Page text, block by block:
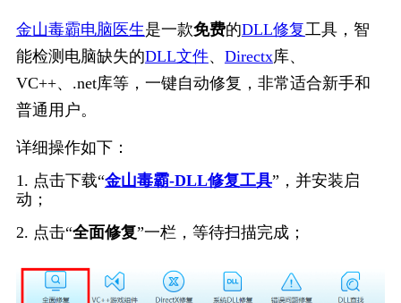
金山毒霸电脑医生是一款免费的DLL修复工具，智
能检测电脑缺失的DLL文件、 Directx库、
VC++、.net库等，一键自动修复，非常适合新手和
普通用户。
详细操作如下：
1. 点击下载“金山毒霸-DLL修复工具”，并安装启
动；
2. 点击“全面修复”一栏，等待扫描完成；